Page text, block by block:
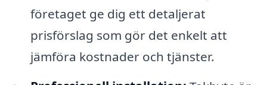
företaget ge dig ett detaljerat
prisförslag som gör det enkelt att
jämföra kostnader och tjänster.